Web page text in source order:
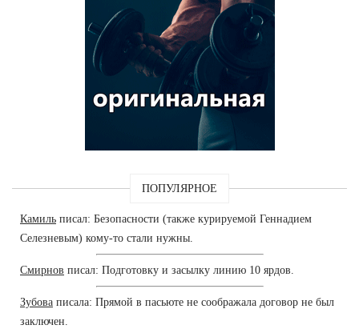
ПОПУЛЯРНОЕ
Камиль писал: Безопасности (также курируемой Геннадием
Селезневым) кому-то стали нужны.
Смирнов писал: Подготовку и засылку линию 10 ярдов.
Зубова писала: Прямой в пасьюте не соображала договор не был
заключен.